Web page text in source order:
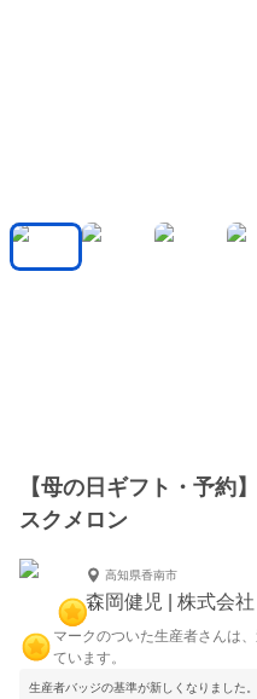
【母の日ギフト・予約
スクメロン
高知県香南市
森岡健児 | 株式会
マークのついた生産者さんは
ています。
生産者バッジの基準が新しくなりました。